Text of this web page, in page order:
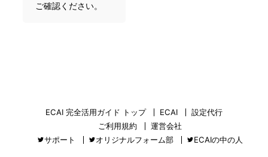
ご確認ください。
ECAI 完全活用ガイド トップ ECAI
設定代行
ご利用規約
運営会社
サポート
オリジナルフォーム部 ECAIの中の人